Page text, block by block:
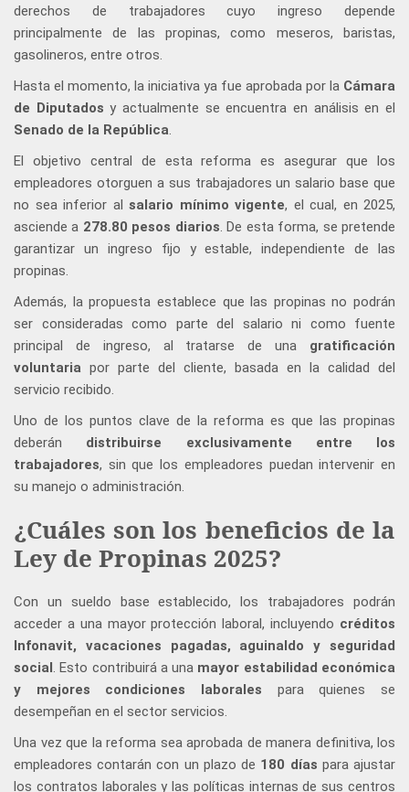
derechos de trabajadores cuyo ingreso depende
principalmente de las propinas, como meseros, baristas,
gasolineros, entre otros.
Hasta el momento, la iniciativa ya fue aprobada por la Cámara
de Diputados y actualmente se encuentra en análisis en el
Senado de la República.
El objetivo central de esta reforma es asegurar que los
empleadores otorguen a sus trabajadores un salario base que
no sea inferior al salario mínimo vigente, el cual, en 2025,
asciende a 278.80 pesos diarios. De esta forma, se pretende
garantizar un ingreso fijo y estable, independiente de las
propinas.
Además, la propuesta establece que las propinas no podrán
ser consideradas como parte del salario ni como fuente
principal de ingreso, al tratarse de una gratificación
voluntaria por parte del cliente, basada en la calidad del
servicio recibido.
Uno de los puntos clave de la reforma es que las propinas
deberán distribuirse exclusivamente entre los
trabajadores, sin que los empleadores puedan intervenir en
su manejo o administración.
¿Cuáles son los beneficios de la
Ley de Propinas 2025?
Con un sueldo base establecido, los trabajadores podrán
acceder a una mayor protección laboral, incluyendo créditos
Infonavit, vacaciones pagadas, aguinaldo y seguridad
social . Esto contribuirá a una mayor estabilidad económica
y mejores condiciones laborales para quienes se
desempeñan en el sector servicios.
Una vez que la reforma sea aprobada de manera definitiva, los
empleadores contarán con un plazo de 180 días para ajustar
los contratos laborales y las políticas internas de sus centros